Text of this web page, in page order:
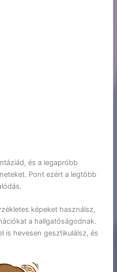
és a legapróbb
Pont ezért a legtöbb
képeket használsz,
a hallgatóságodnak.
is hevesen gesztikulálsz, és